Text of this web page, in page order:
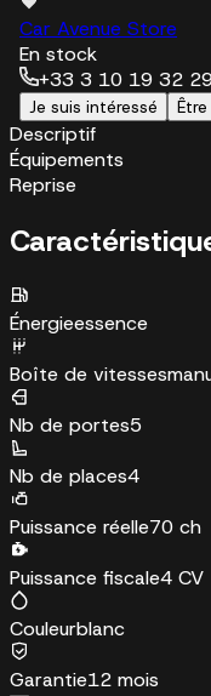
Car Avenue Store
En stock
+33 3 10 19 32
Je suis intéressé
Descriptif
Équipements
Reprise
Énergieessence
Boîte de vitesses
Nb de portes5
Nb de places4
Puissance réelle70 ch
Puissance fiscale4 CV
Couleurblanc
Garantie12 mois